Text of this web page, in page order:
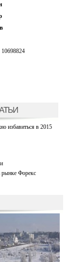
10698824
избавиться в 2015
рынке Форекс